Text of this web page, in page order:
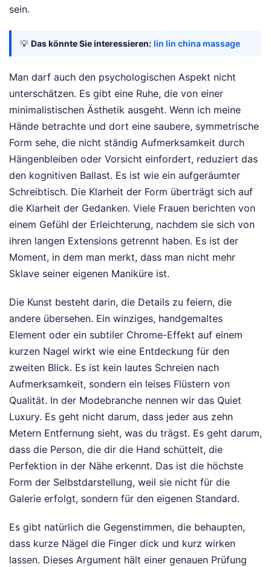
sein.
💡 Das könnte Sie interessieren: lin lin china massage
Man darf auch den psychologischen Aspekt nicht
unterschätzen. Es gibt eine Ruhe, die von einer
minimalistischen Ästhetik ausgeht. Wenn ich meine
Hände betrachte und dort eine saubere, symmetrische
Form sehe, die nicht ständig Aufmerksamkeit durch
Hängenbleiben oder Vorsicht einfordert, reduziert das
den kognitiven Ballast. Es ist wie ein aufgeräumter
Schreibtisch. Die Klarheit der Form überträgt sich auf
die Klarheit der Gedanken. Viele Frauen berichten von
einem Gefühl der Erleichterung, nachdem sie sich von
ihren langen Extensions getrennt haben. Es ist der
Moment, in dem man merkt, dass man nicht mehr
Sklave seiner eigenen Maniküre ist.
Die Kunst besteht darin, die Details zu feiern, die
andere übersehen. Ein winziges, handgemaltes
Element oder ein subtiler Chrome-Effekt auf einem
kurzen Nagel wirkt wie eine Entdeckung für den
zweiten Blick. Es ist kein lautes Schreien nach
Aufmerksamkeit, sondern ein leises Flüstern von
Qualität. In der Modebranche nennen wir das Quiet
Luxury. Es geht nicht darum, dass jeder aus zehn
Metern Entfernung sieht, was du trägst. Es geht darum,
dass die Person, die dir die Hand schüttelt, die
Perfektion in der Nähe erkennt. Das ist die höchste
Form der Selbstdarstellung, weil sie nicht für die
Galerie erfolgt, sondern für den eigenen Standard.
Es gibt natürlich die Gegenstimmen, die behaupten,
dass kurze Nägel die Finger dick und kurz wirken
lassen. Dieses Argument hält einer genauen Prüfung